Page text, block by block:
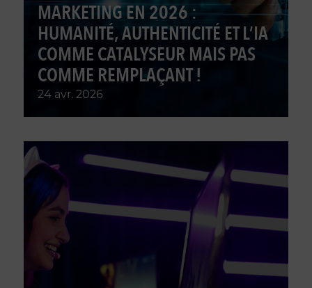
MARKETING EN 2026 :
HUMANITÉ, AUTHENTICITÉ ET L’IA
COMME CATALYSEUR MAIS PAS
COMME REMPLAÇANT !
24 avr. 2026